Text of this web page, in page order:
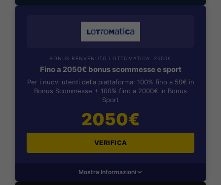
BONUS BENVENUTO LOTTOMATICA: 2050€
Fino a 2050€ bonus scommesse e sport
Per i nuovi utenti della piattaforma: 100% fino a 50€ in
Bonus Scommesse + 100% fino a 2000€ in Bonus
Sport
2050€
VERIFICA
Mostra Informazioni